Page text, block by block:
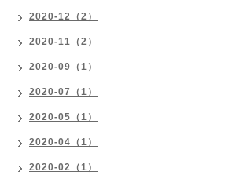
2020-12（2）
2020-11（2）
2020-09（1）
2020-07（1）
2020-05（1）
2020-04（1）
2020-02（1）